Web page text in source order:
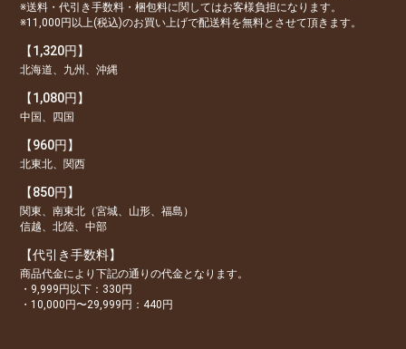
※送料・代引き手数料・梱包料に関してはお客様負担になります。
※11,000円以上(税込)のお買い上げで配送料を無料とさせて頂きます。
【1,320円】
北海道、九州、沖縄
【1,080円】
中国、四国
【960円】
北東北、関西
【850円】
関東、南東北（宮城、山形、福島）
信越、北陸、中部
【代引き手数料】
商品代金により下記の通りの代金となります。
・9,999円以下：330円
・10,000円〜29,999円：440円